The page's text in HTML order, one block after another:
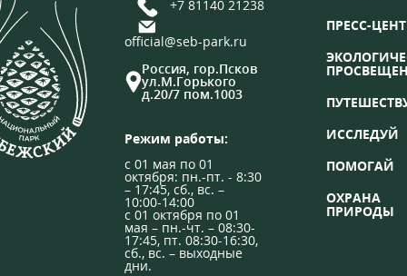
+7 81140 21238
official@seb-park.ru
Россия, гор.Псков
ул.М.Горького
д.20/7 пом.1003
Режим работы:
с 01 мая по 01
октября: пн.-пт. - 8:30
– 17:45, сб., вс. –
10:00-14:00
с 01 октября по 01
мая – пн.-чт. – 08:30-
17:45, пт. 08:30-16:30,
сб., вс. – выходные
дни.
ПРЕСС-
ИССЛЕДУЙ
ПОМОГАЙ
ОХРАНА
ПРИРОДЫ